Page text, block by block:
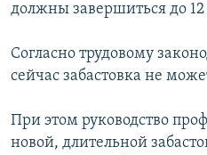
должны завершиться до 12
Согласно трудовому
сейчас забастовка не
При этом руководство
новой, длительной